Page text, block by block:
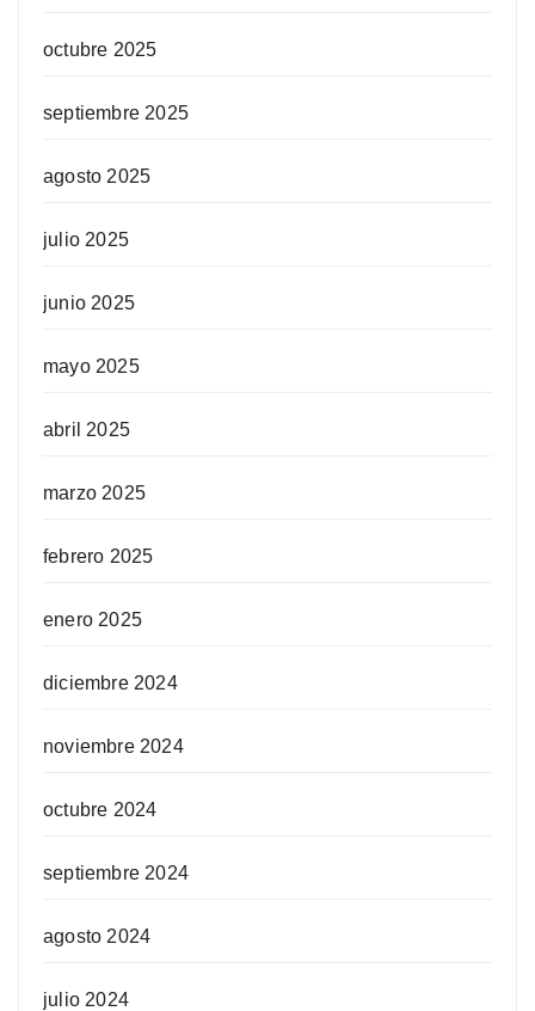
octubre 2025
septiembre 2025
agosto 2025
julio 2025
junio 2025
mayo 2025
abril 2025
marzo 2025
febrero 2025
enero 2025
diciembre 2024
noviembre 2024
octubre 2024
septiembre 2024
agosto 2024
julio 2024